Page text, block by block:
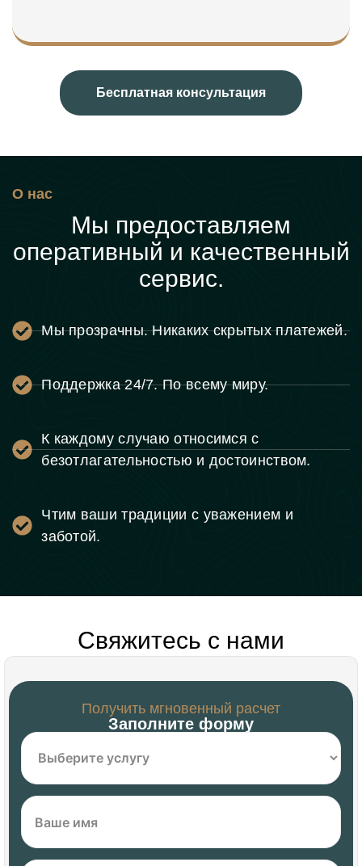
Бесплатная консультация
О нас
Мы предоставляем
оперативный и качественный
сервис.
Мы прозрачны. Никаких скрытых платежей.
Поддержка 24/7. По всему миру.
К каждому случаю относимся с
безотлагательностью и достоинством.
Чтим ваши традиции с уважением и
заботой.
Свяжитесь с нами
Получить мгновенный расчет
Заполните форму